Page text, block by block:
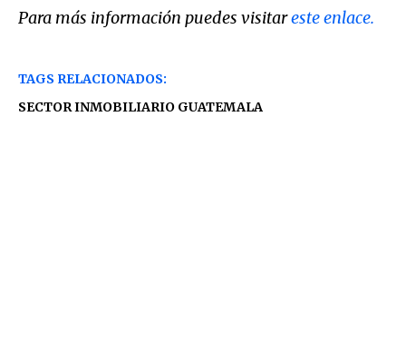
Para más información puedes visitareste enlace.
TAGS RELACIONADOS:
SECTOR INMOBILIARIO GUATEMALA